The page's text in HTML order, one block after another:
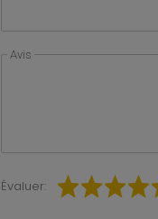
Avis
Évaluer: